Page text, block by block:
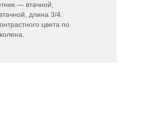
— втачной,
длина 3/4.
цвета по